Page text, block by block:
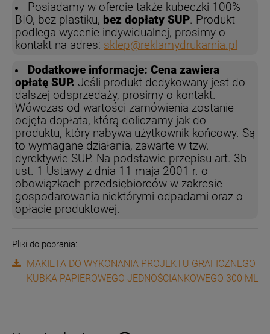
Posiadamy w ofercie także kubeczki 100%
BIO, bez plastiku, bez dopłaty SUP. Produkt
podlega wycenie indywidualnej, prosimy o
kontakt na adres: sklep@reklamydrukarnia.pl
Dodatkowe informacje: Cena zawiera
opłatę SUP. Jeśli produkt dedykowany jest do
dalszej odsprzedaży, prosimy o kontakt.
Wówczas od wartości zamówienia zostanie
odjęta dopłata, którą doliczamy jak do
produktu, który nabywa użytkownik końcowy. Są
to wymagane działania, zawarte w tzw.
dyrektywie SUP. Na podstawie przepisu art. 3b
ust. 1 Ustawy z dnia 11 maja 2001 r. o
obowiązkach przedsiębiorców w zakresie
gospodarowania niektórymi odpadami oraz o
opłacie produktowej.
Pliki do pobrania:
MAKIETA DO WYKONANIA PROJEKTU GRAFICZNEGO
KUBKA PAPIEROWEGO JEDNOŚCIANKOWEGO 300 ML